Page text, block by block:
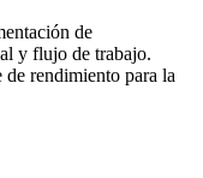
de
y flujo de trabajo.
rendimiento para la